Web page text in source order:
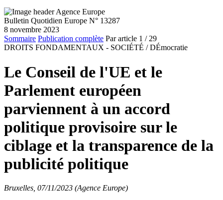
Bulletin Quotidien Europe N° 13287
8 novembre 2023
Sommaire Publication complète Par article 1 / 29
DROITS FONDAMENTAUX - SOCIÉTÉ / DÉmocratie
Le Conseil de l'UE et le
Parlement européen
parviennent à un accord
politique provisoire sur le
ciblage et la transparence de la
publicité politique
Bruxelles, 07/11/2023 (Agence Europe)